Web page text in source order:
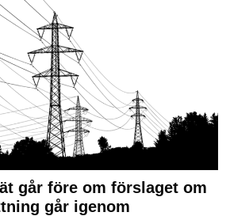
går före om förslaget om
går igenom